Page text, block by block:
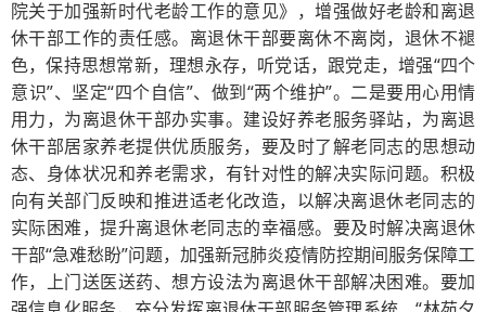
院关于加强新时代老龄工作的意见》，增强做好老龄和离退
休干部工作的责任感。离退休干部要离休不离岗，退休不褪
色，保持思想常新，理想永存，听党话，跟党走，增强“四个
意识”、坚定“四个自信”、做到“两个维护”。二是要用心用情
用力，为离退休干部办实事。建设好养老服务驿站，为离退
休干部居家养老提供优质服务，要及时了解老同志的思想动
态、身体状况和养老需求，有针对性的解决实际问题。积极
向有关部门反映和推进适老化改造，以解决离退休老同志的
实际困难，提升离退休老同志的幸福感。要及时解决离退休
干部“急难愁盼”问题，加强新冠肺炎疫情防控期间服务保障工
作，上门送医送药、想方设法为离退休干部解决困难。要加